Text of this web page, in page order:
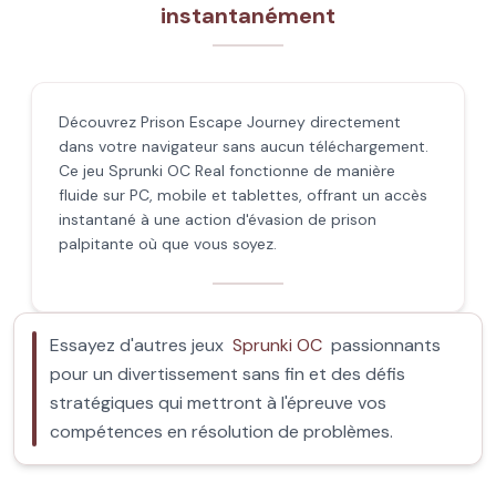
instantanément
Découvrez Prison Escape Journey directement
dans votre navigateur sans aucun téléchargement.
Ce jeu Sprunki OC Real fonctionne de manière
fluide sur PC, mobile et tablettes, offrant un accès
instantané à une action d'évasion de prison
palpitante où que vous soyez.
Essayez d'autres jeux Sprunki OC passionnants
pour un divertissement sans fin et des défis
stratégiques qui mettront à l'épreuve vos
compétences en résolution de problèmes.